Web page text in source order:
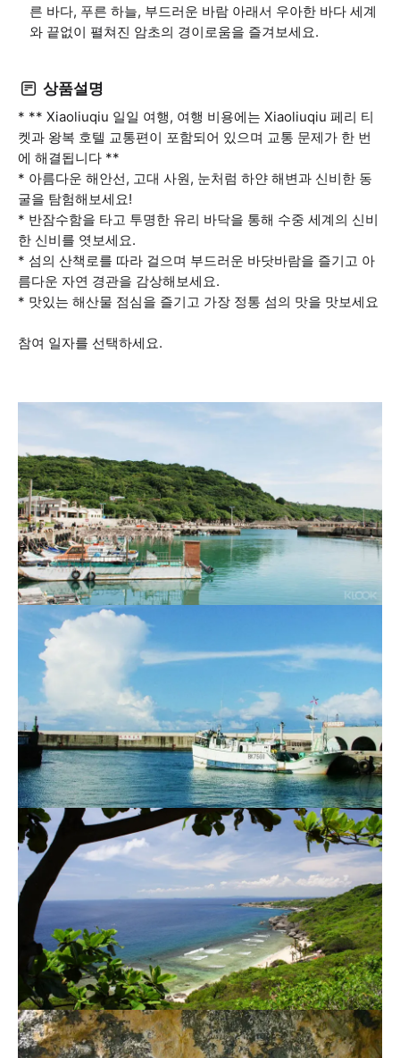
른 바다, 푸른 하늘, 부드러운 바람 아래서 우아한 바다 세계
와 끝없이 펼쳐진 암초의 경이로움을 즐겨보세요.
상품설명
* ** Xiaoliuqiu 일일 여행, 여행 비용에는 Xiaoliuqiu 페리 티
켓과 왕복 호텔 교통편이 포함되어 있으며 교통 문제가 한 번
에 해결됩니다 **
* 아름다운 해안선, 고대 사원, 눈처럼 하얀 해변과 신비한 동
굴을 탐험해보세요!
* 반잠수함을 타고 투명한 유리 바닥을 통해 수중 세계의 신비
한 신비를 엿보세요.
* 섬의 산책로를 따라 걸으며 부드러운 바닷바람을 즐기고 아
름다운 자연 경관을 감상해보세요.
* 맛있는 해산물 점심을 즐기고 가장 정통 섬의 맛을 맛보세요
참여 일자를 선택하세요.